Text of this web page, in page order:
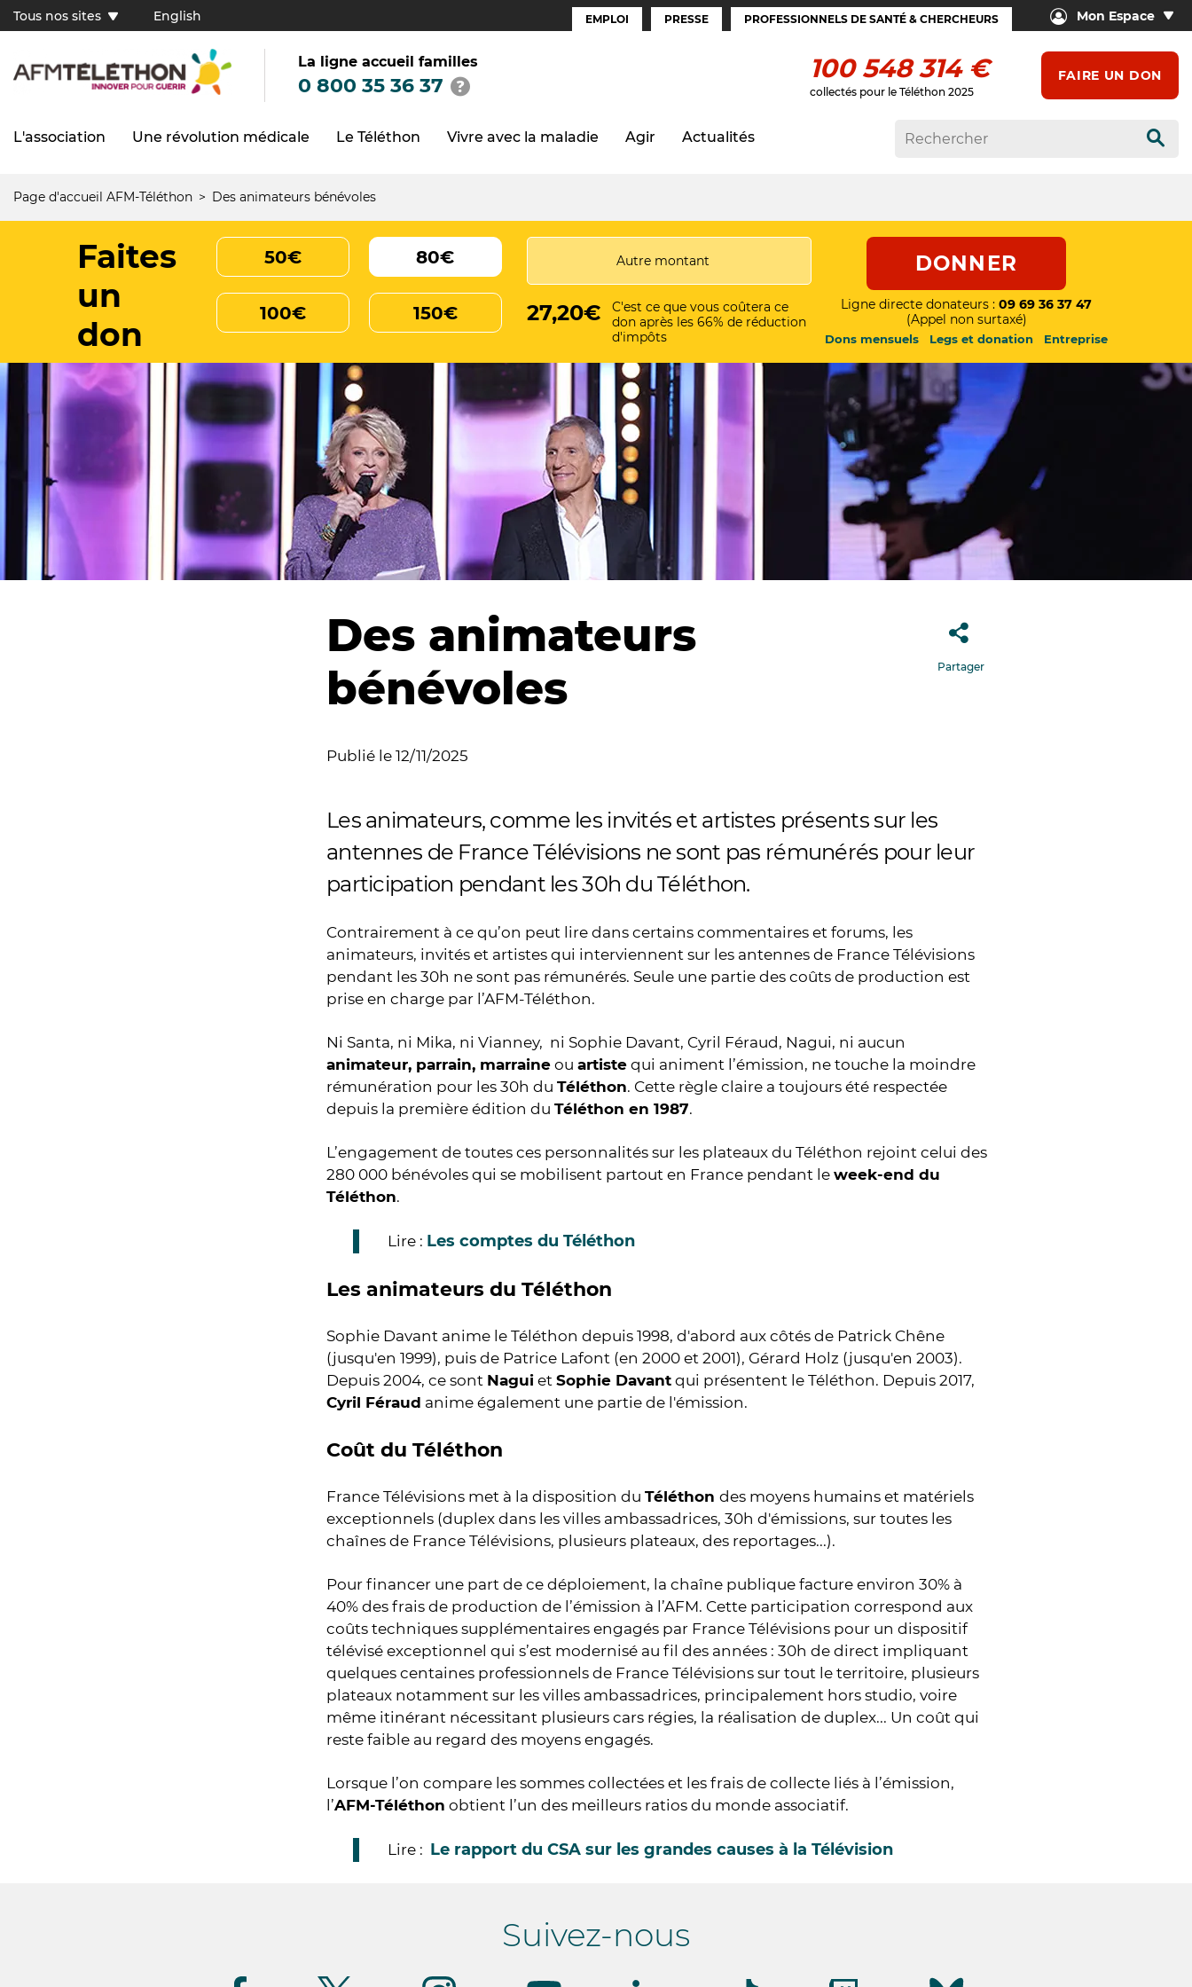
contenu
Tous
sites
(FR)
Tous nos sites English
Espaces
EMPLOI PRESSE PROFESSIONNELS DE SANTÉ & CHERCHEURS Mon Espace
La ligne accueil familles
0 800 35 36 37
100 548 314 €
collectés pour le Téléthon 2025
FAIRE UN DON
Navigation
L'association Une révolution médicale Le Téléthon Vivre avec la maladie Agir Actualités
Fil
d'Ariane
Page d'accueil AFM-Téléthon Des animateurs bénévoles
Faites
un
don
50€ 80€
100€ 150€ 27,20€
C'est ce que vous coûtera ce
don après les 66% de réduction
d'impôts
DONNER
Ligne directe donateurs : 09 69 36 37 47
(Appel non surtaxé)
Dons mensuels Legs et donation Entreprise
Des animateurs
bénévoles
Partager
Publié le 12/11/2025
Les animateurs, comme les invités et artistes présents sur les
antennes de France Télévisions ne sont pas rémunérés pour leur
participation pendant les 30h du Téléthon.
Contrairement à ce qu’on peut lire dans certains commentaires et forums, les
animateurs, invités et artistes qui interviennent sur les antennes de France Télévisions
pendant les 30h ne sont pas rémunérés. Seule une partie des coûts de production est
prise en charge par l’AFM-Téléthon.
Ni Santa, ni Mika, ni Vianney, ni Sophie Davant, Cyril Féraud, Nagui, ni aucun
animateur, parrain, marraine ou artiste qui animent l’émission, ne touche la moindre
rémunération pour les 30h du Téléthon. Cette règle claire a toujours été respectée
depuis la première édition du Téléthon en 1987.
L’engagement de toutes ces personnalités sur les plateaux du Téléthon rejoint celui des
280 000 bénévoles qui se mobilisent partout en France pendant le week-end du
Téléthon.
Lire : Les comptes du Téléthon
Les animateurs du Téléthon
Sophie Davant anime le Téléthon depuis 1998, d'abord aux côtés de Patrick Chêne
(jusqu'en 1999), puis de Patrice Lafont (en 2000 et 2001), Gérard Holz (jusqu'en 2003).
Depuis 2004, ce sont Nagui et Sophie Davant qui présentent le Téléthon. Depuis 2017,
Cyril Féraud anime également une partie de l'émission.
Coût du Téléthon
France Télévisions met à la disposition du Téléthon des moyens humains et matériels
exceptionnels (duplex dans les villes ambassadrices, 30h d'émissions, sur toutes les
chaînes de France Télévisions, plusieurs plateaux, des reportages...).
Pour financer une part de ce déploiement, la chaîne publique facture environ 30% à
40% des frais de production de l’émission à l’AFM. Cette participation correspond aux
coûts techniques supplémentaires engagés par France Télévisions pour un dispositif
télévisé exceptionnel qui s’est modernisé au fil des années : 30h de direct impliquant
quelques centaines professionnels de France Télévisions sur tout le territoire, plusieurs
plateaux notamment sur les villes ambassadrices, principalement hors studio, voire
même itinérant nécessitant plusieurs cars régies, la réalisation de duplex... Un coût qui
reste faible au regard des moyens engagés.
Lorsque l’on compare les sommes collectées et les frais de collecte liés à l’émission,
l’AFM-Téléthon obtient l’un des meilleurs ratios du monde associatif.
Lire : Le rapport du CSA sur les grandes causes à la Télévision
Suivez-nous